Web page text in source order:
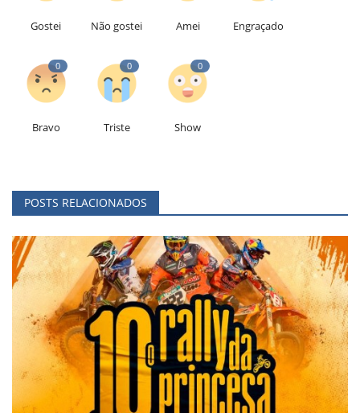
Gostei Não gostei Amei Engraçado
0
Bravo
0
Triste
0
Show
POSTS RELACIONADOS